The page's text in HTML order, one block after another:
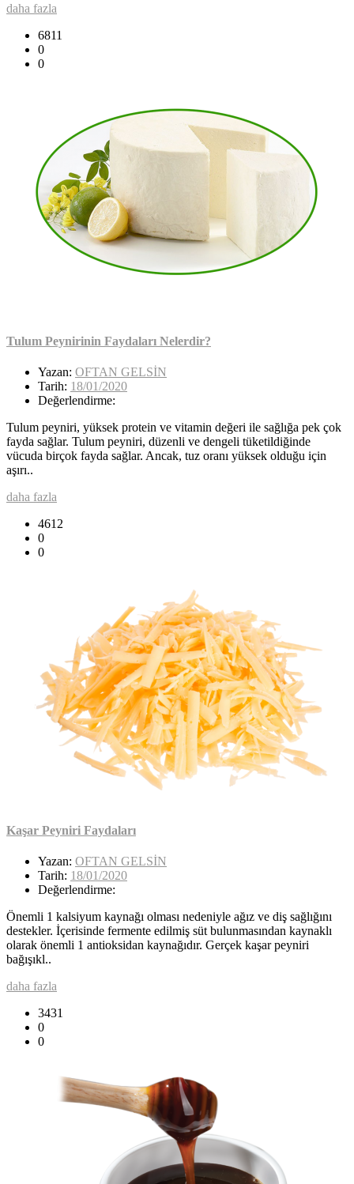
daha fazla
6811
0
0
Tulum Peynirinin Faydaları Nelerdir?
Yazan: OFTAN GELSİN
Tarih: 18/01/2020
Değerlendirme:
Tulum peyniri, yüksek protein ve vitamin değeri ile sağlığa pek çok
fayda sağlar. Tulum peyniri, düzenli ve dengeli tüketildiğinde
vücuda birçok fayda sağlar. Ancak, tuz oranı yüksek olduğu için
aşırı..
daha fazla
4612
0
0
Kaşar Peyniri Faydaları
Yazan: OFTAN GELSİN
Tarih: 18/01/2020
Değerlendirme:
Önemli 1 kalsiyum kaynağı olması nedeniyle ağız ve diş sağlığını
destekler. İçerisinde fermente edilmiş süt bulunmasından kaynaklı
olarak önemli 1 antioksidan kaynağıdır. Gerçek kaşar peyniri
bağışıkl..
daha fazla
3431
0
0